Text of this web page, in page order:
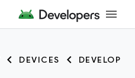
DEVELOP
DEVICES